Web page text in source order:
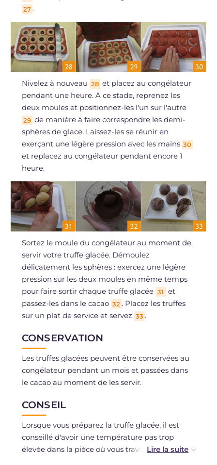
27 .
Nivelez à nouveau 28 et placez au congélateur
pendant une heure. À ce stade, reprenez les
deux moules et positionnez-les l'un sur l'autre
29 de manière à faire correspondre les demi-
sphères de glace. Laissez-les se réunir en
exerçant une légère pression avec les mains 30
et replacez au congélateur pendant encore 1
heure.
Sortez le moule du congélateur au moment de
servir votre truffe glacée. Démoulez
délicatement les sphères : exercez une légère
pression sur les deux moules en même temps
pour faire sortir chaque truffe glacée 31
et
passez-les dans le cacao 32 . Placez les truffes
sur un plat de service et servez 33 .
CONSERVATION
Les truffes glacées peuvent être conservées au
congélateur pendant un mois et passées dans
le cacao au moment de les servir.
CONSEIL
Lorsque vous préparez la truffe glacée, il est
conseillé d'avoir une température pas trop
élevée dans la pièce où vous travaillez, car elle a